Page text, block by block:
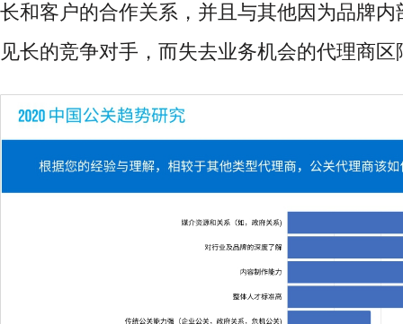
长和客户的合作关系，并且与其他因为品牌内
见长的竞争对手，而失去业务机会的代理商区